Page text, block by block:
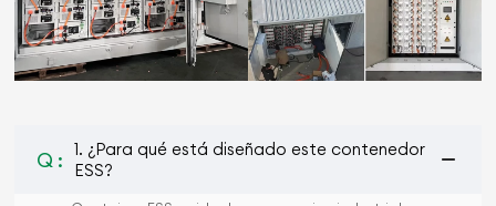
Q :
1. ¿Para qué está diseñado este contenedor
ESS?